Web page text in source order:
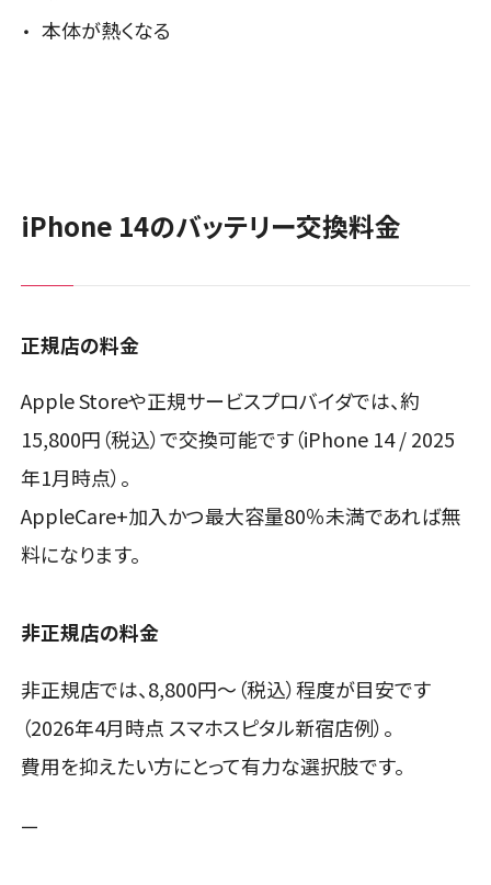
本体が熱くなる
iPhone 14のバッテリー交換料金
正規店の料金
Apple Storeや正規サービスプロバイダでは、約
15,800円（税込）で交換可能です（iPhone 14 / 2025
年1月時点）。
AppleCare+加入かつ最大容量80％未満であれば無
料になります。
非正規店の料金
非正規店では、8,800円〜（税込）程度が目安です
（2026年4月時点 スマホスピタル新宿店例）。
費用を抑えたい方にとって有力な選択肢です。
—